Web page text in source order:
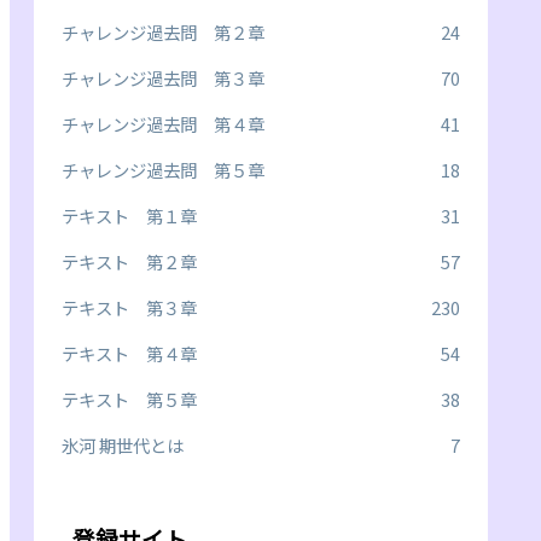
チャレンジ過去問 第２章
24
チャレンジ過去問 第３章
70
チャレンジ過去問 第４章
41
チャレンジ過去問 第５章
18
テキスト 第１章
31
テキスト 第２章
57
テキスト 第３章
230
テキスト 第４章
54
テキスト 第５章
38
氷河 期世代とは
7